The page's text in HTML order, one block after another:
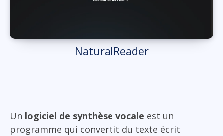
NaturalReader
Un logiciel de synthèse vocale est un
programme qui convertit du texte écrit